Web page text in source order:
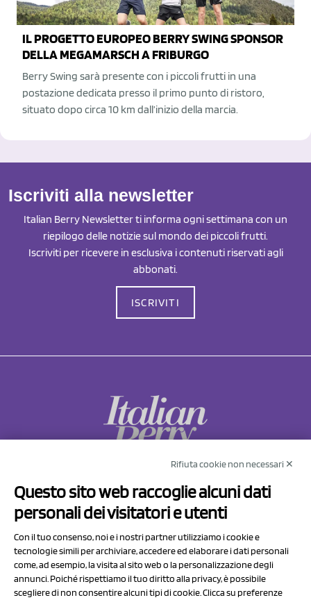
IL PROGETTO EUROPEO BERRY SWING SPONSOR
DELLA MEGAMARSCH A FRIBURGO
Berry Swing sarà presente con i piccoli frutti in una
postazione dedicata presso il primo punto di ristoro,
situato dopo circa 10 km dall’inizio della marcia.
Iscriviti alla newsletter
Italian Berry Newsletter ti informa ogni settimana con un
riepilogo delle notizie sul mondo dei piccoli frutti.
Iscriviti per ricevere in esclusiva i contenuti riservati agli
abbonati.
ISCRIVITI
Via Prov.le Sassuolo Vignola 315/1
41057 Spilamberto (MO)
P.I/C.F. 01041460369
REA: MO 208553
Rifiuta cookie non necessari ✕
Questo sito web raccoglie alcuni dati
personali dei visitatori e utenti
Con il tuo consenso, noi e i nostri partner utilizziamo i cookie e
tecnologie simili per archiviare, accedere ed elaborare i dati personali
come, ad esempio, la visita al sito web o la personalizzazione degli
annunci. Poiché rispettiamo il tuo diritto alla privacy, è possibile
scegliere di non consentire alcuni tipi di cookie. Clicca su preferenze